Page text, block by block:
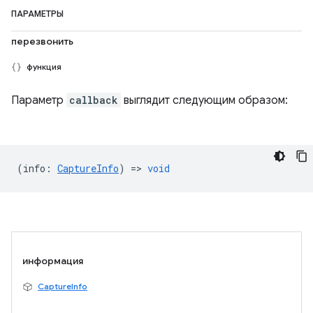
ПАРАМЕТРЫ
перезвонить
функция
Параметр callback выглядит следующим образом:
(info : CaptureInfo) => void
информация
CaptureInfo